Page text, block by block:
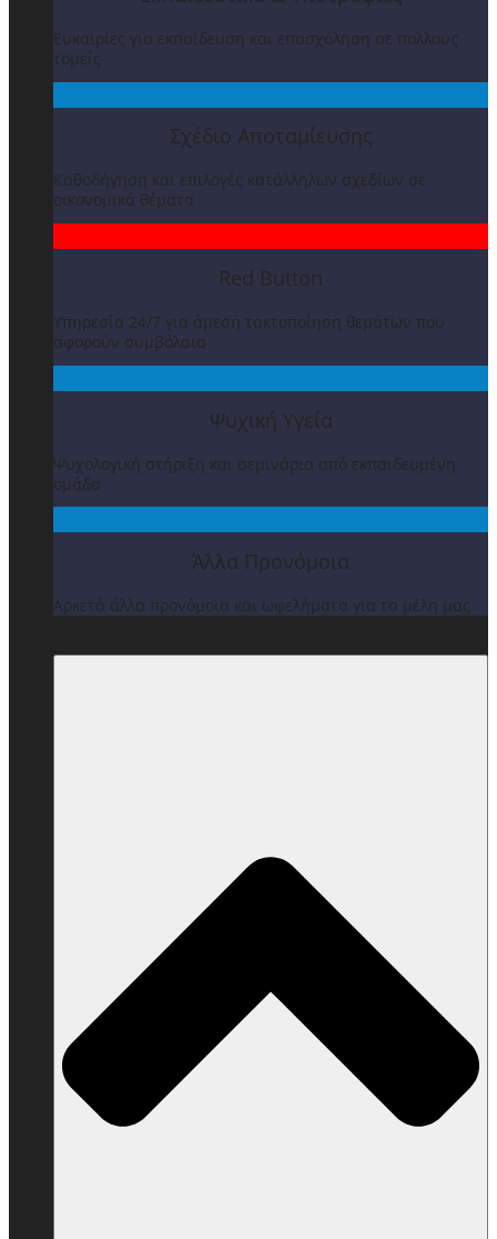
Ευκαιρίες για εκπαίδευση και επασχόληση σε πολλούς
τομείς
Σχέδιο Αποταμίευσης
Καθοδήγηση και επιλογές κατάλληλων σχεδίων σε
οικονομικά θέματα
Red Button
Υπηρεσία 24/7 για άμεση τακτοποίηση θεμάτων που
αφορούν συμβόλαια
Ψυχική Υγεία
Ψυχολογική στήριξη και σεμινάρια από εκπαιδευμένη
ομάδα
Άλλα Προνόμοια
Αρκετά άλλα προνόμοια και ωφελήματα για τα μέλη μας